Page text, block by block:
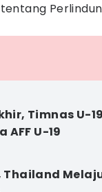
Timnas U-
AFF U-19